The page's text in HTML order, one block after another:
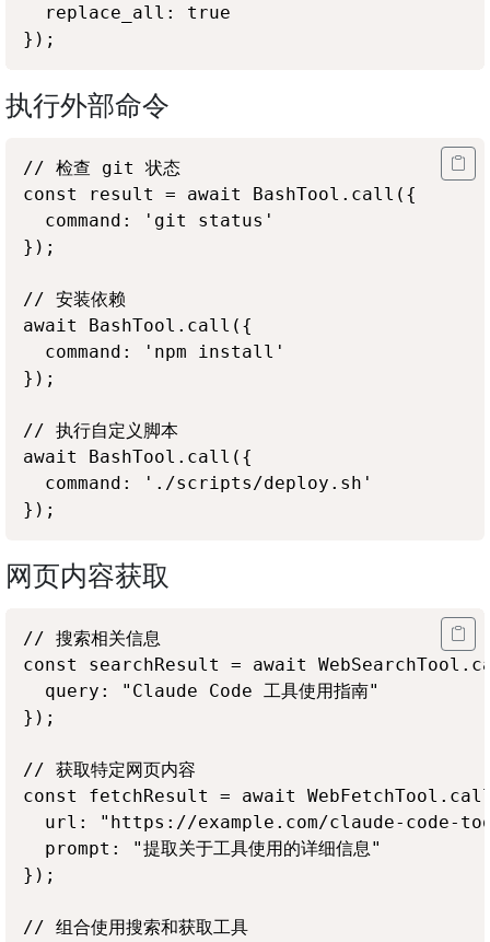
  replace_all: true
执行外部命令
// 检查 git 状态
const result = await BashTool.call({
  command: 'git status'
});
// 安装依赖
await BashTool.call({
  command: 'npm install'
});
// 执行自定义脚本
await BashTool.call({
  command: './scripts/deploy.sh'
网页内容获取
// 搜索相关信息
const searchResult = await
  query: "Claude Code 工具使用指南"
});
// 获取特定网页内容
const fetchResult = await
url: "https://example.com/claude-code-
  prompt: "提取关于工具使用的详细信息"
});
// 组合使用搜索和获取工具